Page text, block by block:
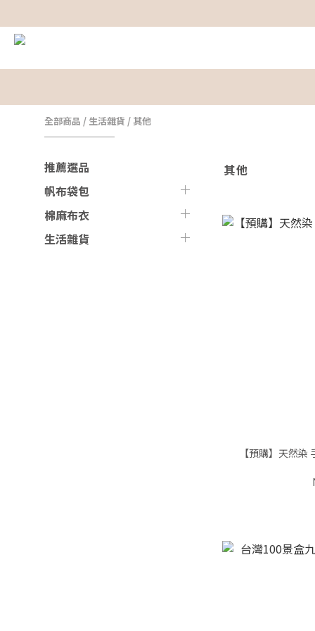
全部商品 / 生活雜貨 / 其他
推薦選品
帆布袋包
棉麻布衣
生活雜貨
其他
【預購】天然